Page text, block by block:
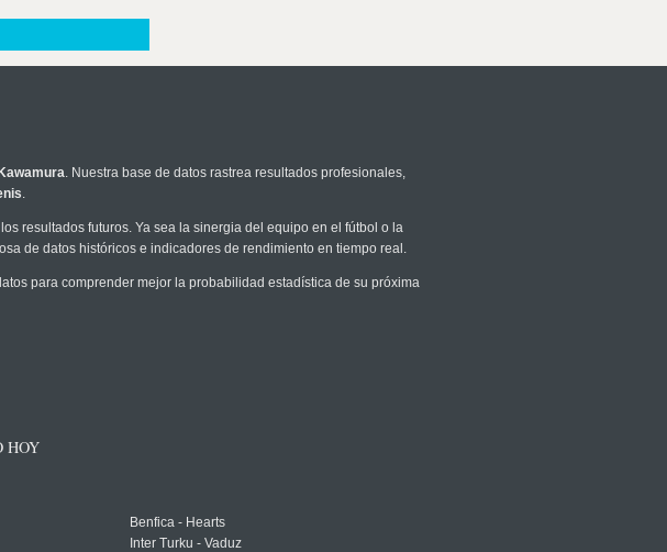
. Nuestra base de datos rastrea resultados profesionales,
.
resultados futuros. Ya sea la sinergia del equipo en el fútbol o la
de datos históricos e indicadores de rendimiento en tiempo real.
para comprender mejor la probabilidad estadística de su próxima
HOY
Benfica - Hearts
Inter Turku - Vaduz